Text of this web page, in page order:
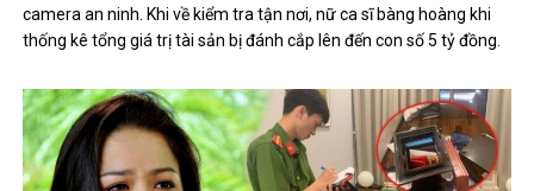
camera an ninh. Khi về kiểm tra tận nơi, nữ ca sĩ bàng hoàng khi
thống kê tổng giá trị tài sản bị đánh cắp lên đến con số 5 tỷ đồng.